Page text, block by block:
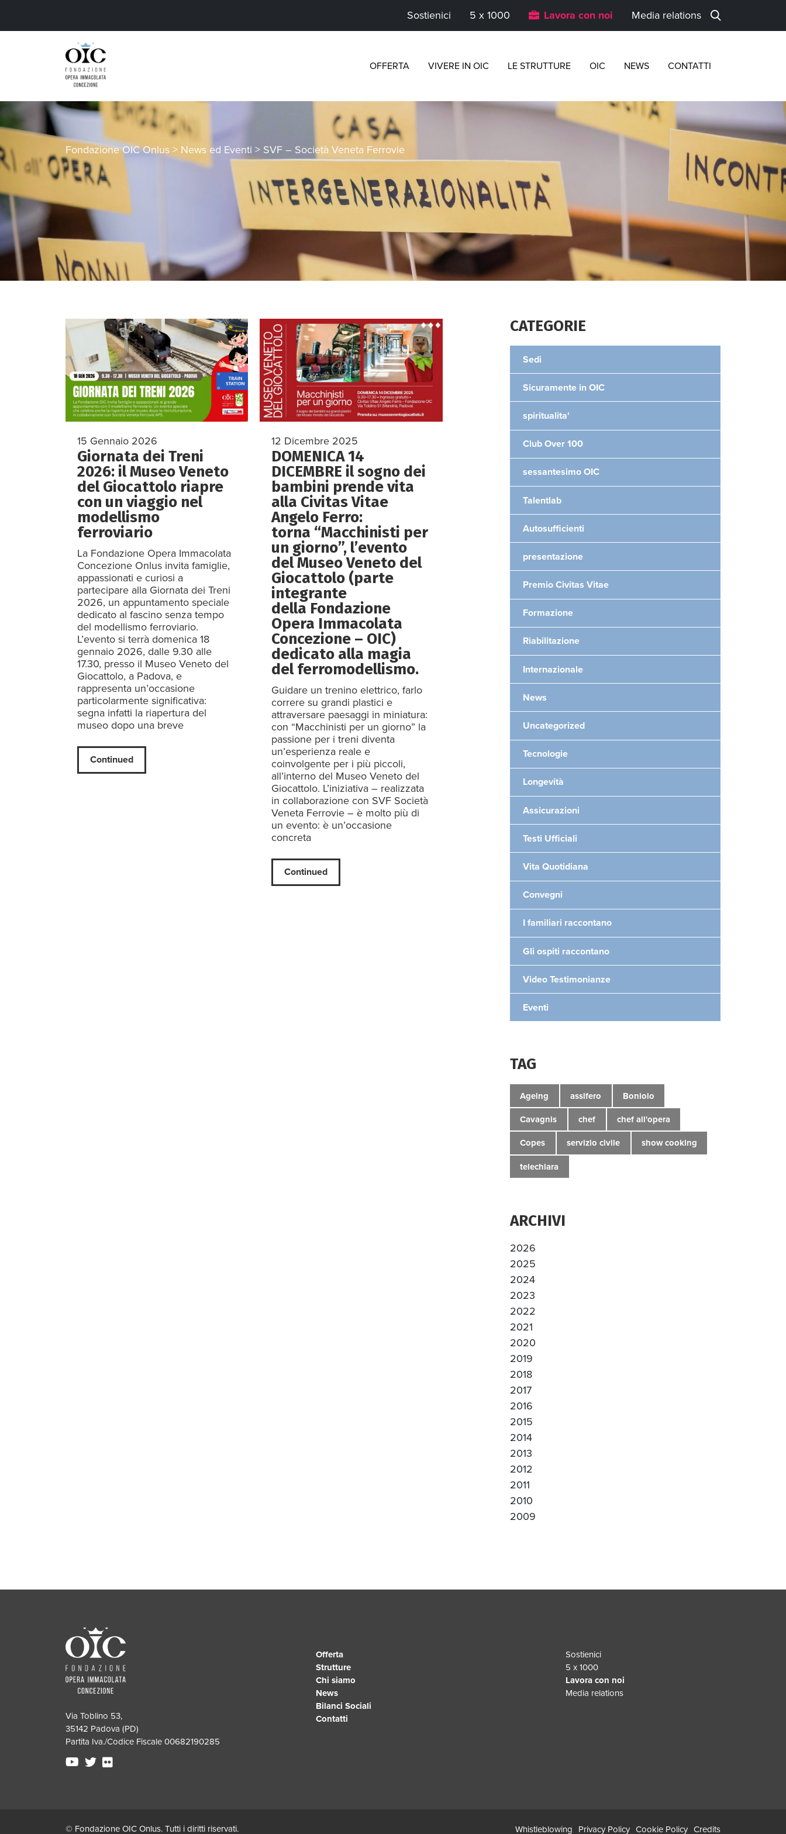
Sostienici 5 x 1000 Lavora con noi Media relations
OFFERTA VIVERE IN OIC LE STRUTTURE OIC NEWS CONTATTI
Fondazione OIC Onlus > News ed Eventi > SVF – Società Veneta Ferrovie
15 Gennaio 2026
Giornata dei Treni
2026: il Museo Veneto
del Giocattolo riapre
con un viaggio nel
modellismo
ferroviario
La Fondazione Opera Immacolata
Concezione Onlus invita famiglie,
appassionati e curiosi a
partecipare alla Giornata dei Treni
2026, un appuntamento speciale
dedicato al fascino senza tempo
del modellismo ferroviario.
L’evento si terrà domenica 18
gennaio 2026, dalle 9.30 alle
17.30, presso il Museo Veneto del
Giocattolo, a Padova, e
rappresenta un’occasione
particolarmente significativa:
segna infatti la riapertura del
museo dopo una breve
Continued
12 Dicembre 2025
DOMENICA 14
DICEMBRE il sogno dei
bambini prende vita
alla Civitas Vitae
Angelo Ferro:
torna “Macchinisti per
un giorno”, l’evento
del Museo Veneto del
Giocattolo (parte
integrante
della Fondazione
Opera Immacolata
Concezione – OIC)
dedicato alla magia
del ferromodellismo.
Guidare un trenino elettrico, farlo
correre su grandi plastici e
attraversare paesaggi in miniatura:
con “Macchinisti per un giorno” la
passione per i treni diventa
un’esperienza reale e
coinvolgente per i più piccoli,
all’interno del Museo Veneto del
Giocattolo. L’iniziativa – realizzata
in collaborazione con SVF Società
Veneta Ferrovie – è molto più di
un evento: è un’occasione
concreta
Continued
CATEGORIE
Sedi
Sicuramente in OIC
spiritualita'
Club Over 100
sessantesimo OIC
Talentlab
Autosufficienti
presentazione
Premio Civitas Vitae
Formazione
Riabilitazione
Internazionale
News
Uncategorized
Tecnologie
Longevità
Assicurazioni
Testi Ufficiali
Vita Quotidiana
Convegni
I familiari raccontano
Gli ospiti raccontano
Video Testimonianze
Eventi
TAG
Ageing assifero Boniolo
Cavagnis chef chef all'opera
Copes servizio civile show cooking
telechiara
ARCHIVI
2026
2025
2024
2023
2022
2021
2020
2019
2018
2017
2016
2015
2014
2013
2012
2011
2010
2009
Via Toblino 53,
35142 Padova (PD)
Partita Iva./Codice Fiscale 00682190285
Offerta
Strutture
Chi siamo
News
Bilanci Sociali
Contatti
Sostienici
5 x 1000
Lavora con noi
Media relations
© Fondazione OIC Onlus. Tutti i diritti riservati. Whistleblowing Privacy Policy Cookie Policy Credits